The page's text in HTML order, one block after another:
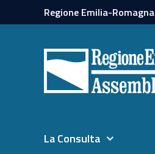
Regione Emilia-Romagna
La Consulta